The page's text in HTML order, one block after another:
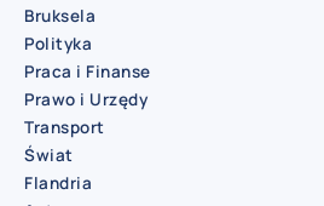
Bruksela
Polityka
Praca i Finanse
Prawo i Urzędy
Transport
Świat
Flandria